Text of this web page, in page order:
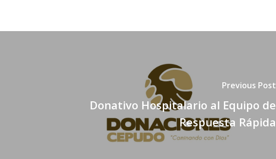
Previous Post
Donativo Hospitalario al Equipo de
Respuesta Rápida